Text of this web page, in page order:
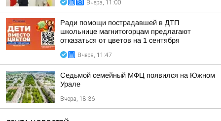
Вчера, 11:00
Ради помощи пострадавшей в ДТП
школьнице магнитогорцам предлагают
отказаться от цветов на 1 сентября
Вчера, 11:47
Седьмой семейный МФЦ появился на Южном
Урале
Вчера, 18:36